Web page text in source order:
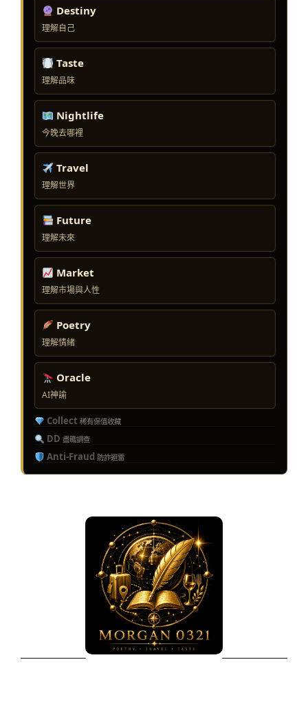
Destiny
理解自己
Taste
理解品味
Nightlife
今晚去哪裡
Travel
理解世界
Future
理解未來
Market
理解市場與人性
Poetry
理解情緒
Oracle
AI神諭
Collect 稀有保值收藏
DD 盡職調查
Anti-Fraud 防詐避雷